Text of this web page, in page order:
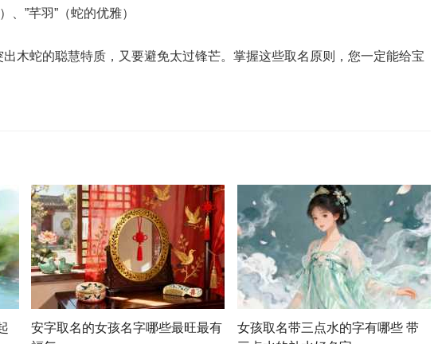
、”芊羽”（蛇的优雅）
木蛇的聪慧特质，又要避免太过锋芒。掌握这些取名原则，您一定能给宝
安字取名的女孩名字哪些最旺最有
女孩取名带三点水的字有哪些 带